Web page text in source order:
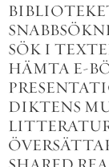
SÖK I
HÄMTA E-
DIKTENS